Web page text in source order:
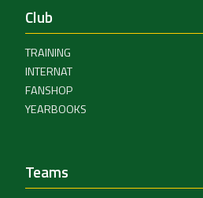
Club
TRAINING
INTERNAT
FANSHOP
YEARBOOKS
Teams